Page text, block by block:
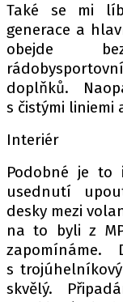
Také se mi
generace a
obejde
doplňků.
s čistými liniemi
Interiér
Podobné je
usednutí
desky mezi
na to byli z
zapomínáme.
s
skvělý.